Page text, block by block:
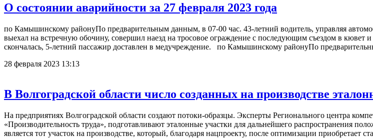
О состоянии аварийности за 27 февраля 2023 года
по Камышинскому районуПо предварительным данным, в 07-00 час. 43-летний водитель, управляя
выехал на встречную обочину, совершил наезд на тросовое ограждение с последующим съездом в
скончалась, 5-летний пассажир доставлен в медучреждение. по Камышинскому районуПо
28 февраля 2023 13:13
В Волгоградской области число созданных на производстве
На предприятиях Волгоградской области создают потоки-образцы. Эксперты Регионального центра
«Производительность труда», подготавливают эталонные участки для дальнейшего распространения
является тот участок на производстве, который, благодаря нацпроекту, после оптимизации